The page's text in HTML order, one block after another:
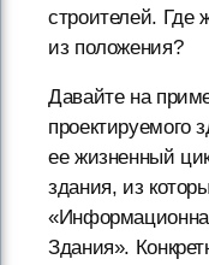
строителей. Где
из положения?
Давайте на
проектируемого
ее жизненный
здания, из
Здания».